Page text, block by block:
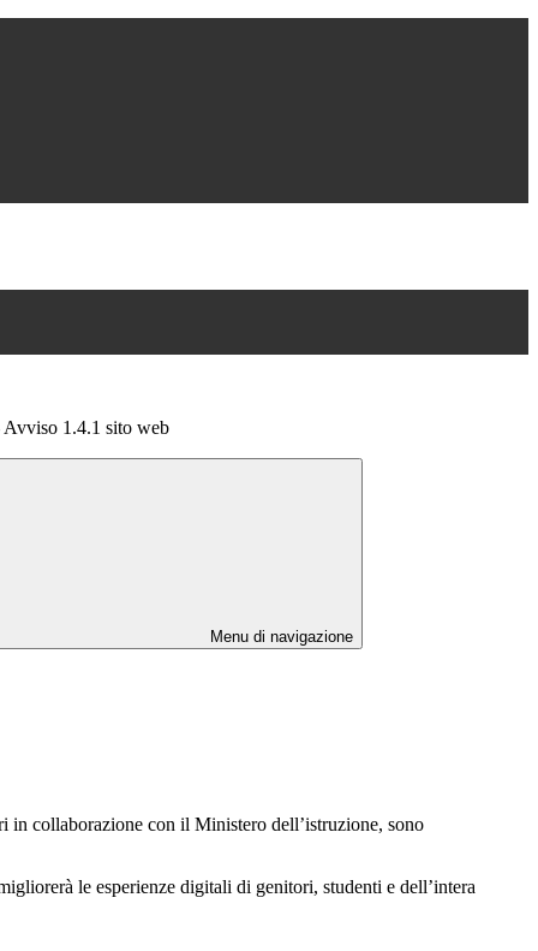
1.4.1 sito web
Menu di navigazione
in collaborazione con il Ministero dell’istruzione, sono
le esperienze digitali di genitori, studenti e dell’intera